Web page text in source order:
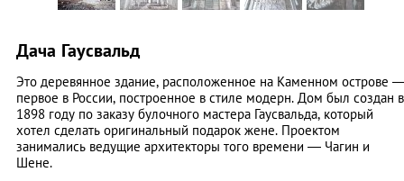
Дача Гаусвальд
Это деревянное здание, расположенное на Каменном острове
первое в России, построенное в стиле модерн. Дом был создан в
1898 году по заказу булочного мастера Гаусвальда, который
хотел сделать оригинальный подарок жене. Проектом
занимались ведущие архитекторы того времени — Чагин и
Шене.